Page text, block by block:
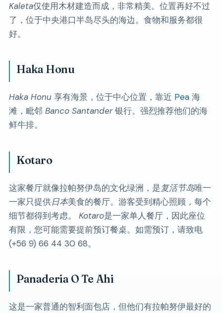
Kaleta仅使用木材建造而成，非常精美。位置再好不过
了，位于中央港口半岛尽头的海边。食物和服务都很
好。
Haka Honu
Haka Honu享有海景，位于中心位置，靠近 Pea海
滩，毗邻 Banco Santander银行。强烈推荐他们的海
鲜牛排。
Kotaro
这家餐厅就像拉帕努伊岛的文化绿洲，是复活节岛唯一
一家只提供日本美食的餐厅。游客受到精心照顾，每个
细节都得到考虑。 Kotaro是一家单人餐厅，因此座位
有限，您可能需要提前预订餐桌。如需预订，请致电
(+56 9) 66 44 30 68。
Panaderia O Te Ahi
这是一家普通的智利面包店，但他们有拉帕努伊最好的